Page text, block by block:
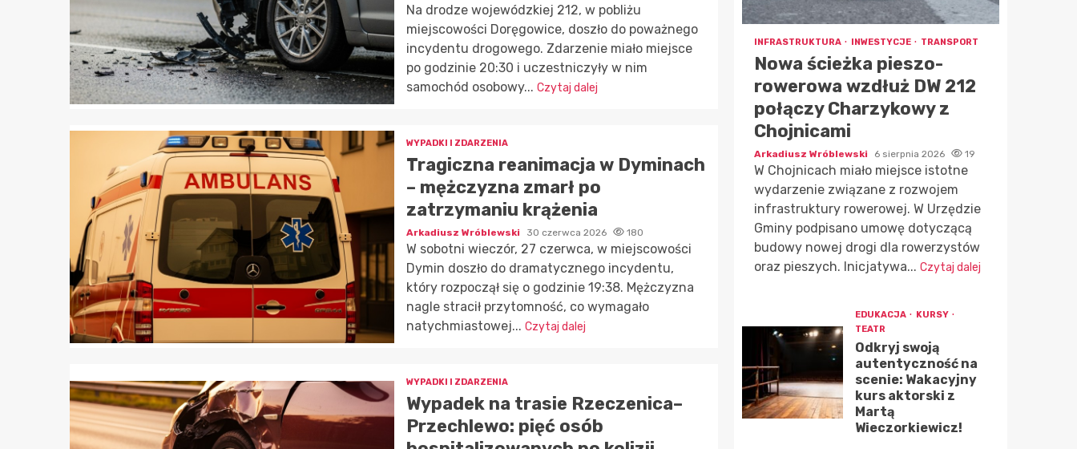
Na drodze wojewódzkiej 212, w pobliżu
miejscowości Doręgowice, doszło do poważnego
incydentu drogowego. Zdarzenie miało miejsce
po godzinie 20:30 i uczestniczyły w nim
samochód osobowy... Czytaj dalej
WYPADKI I ZDARZENIA
Tragiczna reanimacja w Dyminach
– mężczyzna zmarł po
zatrzymaniu krążenia
Arkadiusz Wróblewski 30 czerwca 2026 180
W sobotni wieczór, 27 czerwca, w miejscowości
Dymin doszło do dramatycznego incydentu,
który rozpoczął się o godzinie 19:38. Mężczyzna
nagle stracił przytomność, co wymagało
natychmiastowej... Czytaj dalej
WYPADKI I ZDARZENIA
Wypadek na trasie Rzeczenica–
Przechlewo: pięć osób
INFRASTRUKTURA INWESTYCJE TRANSPORT
Nowa ścieżka pieszo-
rowerowa wzdłuż DW 212
połączy Charzykowy z
Chojnicami
Arkadiusz Wróblewski 6 sierpnia 2026 19
W Chojnicach miało miejsce istotne
wydarzenie związane z rozwojem
infrastruktury rowerowej. W Urzędzie
Gminy podpisano umowę dotyczącą
budowy nowej drogi dla rowerzystów
oraz pieszych. Inicjatywa... Czytaj dalej
EDUKACJA
KURSY
TEATR
Odkryj swoją
autentyczność na
scenie: Wakacyjny
kurs aktorski z
Martą
Wieczorkiewicz!